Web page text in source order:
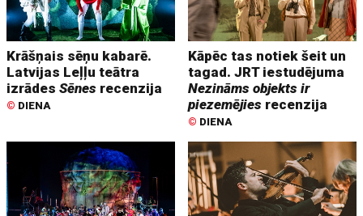
Krāšņais sēņu kabarē.
Latvijas Leļļu teātra
izrādesSēnes recenzija
© DIENA
Kāpēc tas notiek šeit un
tagad. JRT iestudējuma
Nezināms objekts ir
piezemējies recenzija
© DIENA